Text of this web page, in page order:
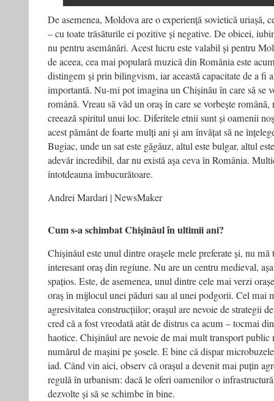
De asemenea, Moldova are o experiență sovietică uriașă,
– cu toate trăsăturile ei pozitive și negative. De obicei,
nu pentru asemănări. Acest lucru este valabil și pentru
de aceea, cea mai populară muzică din România este
distingem și prin bilingvism, iar această capacitate de a fi
importantă. Nu-mi pot imagina un Chișinău în care să se
română. Vreau să văd un oraș în care se vorbește
creează spiritul unui loc. Diferitele etnii sunt și oamenii
acest pământ de foarte mulți ani și am învățat să ne
Bugiac, unde un sat este găgăuz, altul este bulgar, altul
adevăr incredibil, dar nu există așa ceva în România.
întotdeauna îmbucurătoare.
Andrei Mardari | NewsMaker
Cum s-a schimbat Chișinăul în ultimii ani?
Chișinăul este unul dintre orașele mele preferate și, nu mă
interesant oraș din regiune. Nu are un centru medieval,
spațios. Este, de asemenea, unul dintre cele mai verzi
oraș în mijlocul unei păduri sau al unei podgorii. Cel mai
agresivitatea construcțiilor; orașul are nevoie de strategii
cred că a fost vreodată atât de distrus ca acum – tocmai
haotice. Chișinăul are nevoie de mai mult transport public
numărul de mașini pe șosele. E bine că dispar
iad. Când vin aici, observ că orașul a devenit mai puțin
regulă în urbanism: dacă le oferi oamenilor o
dezvolte și să se schimbe în bine.